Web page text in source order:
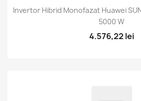
Invertor Hibrid Monofazat Huawei
5000 W
4.576,22 lei